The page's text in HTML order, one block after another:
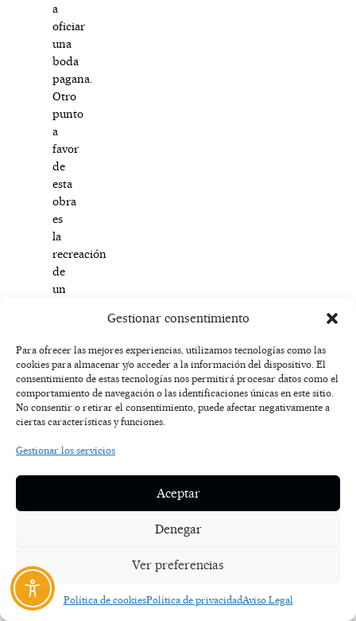
Gestionar consentimiento
Para ofrecer las mejores experiencias, utilizamos tecnologías como las
cookies para almacenar y/o acceder a la información del dispositivo. El
consentimiento de estas tecnologías nos permitirá procesar datos como el
comportamiento de navegación o las identificaciones únicas en este sitio.
No consentir o retirar el consentimiento, puede afectar negativamente a
ciertas características y funciones.
Gestionar los servicios
Aceptar
Denegar
Ver preferencias
Política de cookiesPolítica de privacidadAviso Legal
a
oficiar
una
boda
pagana.
Otro
punto
a
favor
de
esta
obra
es
la
recreación
de
un
de
erotismo
que
no
busca
solo
regalar